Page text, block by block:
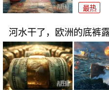
最热
河水干了，欧洲的底裤